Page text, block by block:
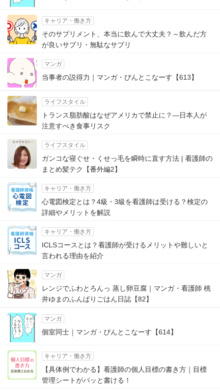
キャリア・働き方
そのサプリメント、本当に飲んで大丈夫？～飲んだ方
が良いサプリ・無駄なサプリ
マンガ
当事者の説得力｜マンガ・ぴんとこなーす【613】
ライフスタイル
トランス脂肪酸はなぜアメリカで禁止に？―日本人が
注意すべき食事リスク
ライフスタイル
ガンコな寝ぐせ・くせっ毛を瞬時に直す方法 | 看護師の
まとめ髪テク【番外編2】
キャリア・働き方
心電図検定とは？4級・3級を看護師は受ける？検定の
詳細やメリットを解説
キャリア・働き方
ICLSコースとは？看護師が受けるメリットや難しいと
言われる理由を紹介
マンガ
レンジでふわとろんっ 蒸し卵豆腐｜マンガ・看護師 桃
井ゆまのふんばりごはん日誌【82】
マンガ
個室同士｜マンガ・ぴんとこなーす【614】
キャリア・働き方
【具体例でわかる】看護師の個人目標の書き方｜目標
管理シートがパッと書ける！